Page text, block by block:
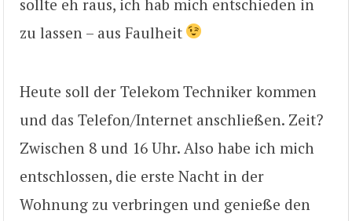
sollte eh raus, ich hab mich entschieden in
zu lassen – aus Faulheit
Heute soll der Telekom Techniker kommen
und das Telefon/Internet anschließen. Zeit?
Zwischen 8 und 16 Uhr. Also habe ich mich
entschlossen, die erste Nacht in der
Wohnung zu verbringen und genieße den